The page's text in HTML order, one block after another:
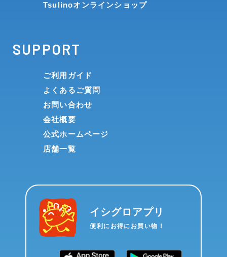
Tsulinoオンラインショップ
SUPPORT
ご利用ガイド
よくあるご質問
お問い合わせ
会社概要
公式ホームページ
店舗一覧
イシグロアプリ
便利にお得にお買い物！